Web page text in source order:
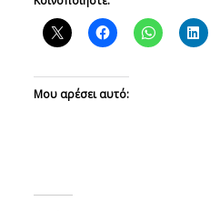
Μου αρέσει αυτό: